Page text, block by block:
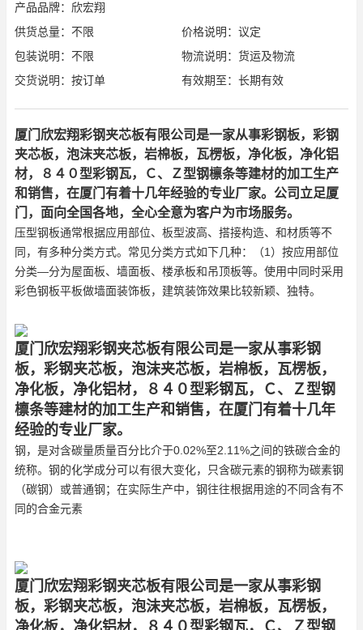
产品品牌：欣宏翔
供货总量：不限
价格说明：议定
包装说明：不限
物流说明：货运及物流
交货说明：按订单
有效期至：长期有效
厦门欣宏翔彩钢夹芯板有限公司是一家从事彩钢板，彩钢
夹芯板，泡沫夹芯板，岩棉板，瓦楞板，净化板，净化铝
材，８４０型彩钢瓦，Ｃ、Ｚ型钢檩条等建材的加工生产
和销售，在厦门有着十几年经验的专业厂家。公司立足厦
门，面向全国各地，全心全意为客户为市场服务。
压型钢板通常根据应用部位、板型波高、搭接构造、和材质等不
同，有多种分类方式。常见分类方式如下几种：（1）按应用部位
分类—分为屋面板、墙面板、楼承板和吊顶板等。使用中同时采用
彩色钢板平板做墙面装饰板，建筑装饰效果比较新颖、独特。
厦门欣宏翔彩钢夹芯板有限公司是一家从事彩钢
板，彩钢夹芯板，泡沫夹芯板，岩棉板，瓦楞板，
净化板，净化铝材，８４０型彩钢瓦，Ｃ、Ｚ型钢
檩条等建材的加工生产和销售，在厦门有着十几年
经验的专业厂家。
钢，是对含碳量质量百分比介于0.02%至2.11%之间的铁碳合金的
统称。钢的化学成分可以有很大变化，只含碳元素的钢称为碳素钢
（碳钢）或普通钢；在实际生产中，钢往往根据用途的不同含有不
同的合金元素
厦门欣宏翔彩钢夹芯板有限公司是一家从事彩钢
板，彩钢夹芯板，泡沫夹芯板，岩棉板，瓦楞板，
净化板，净化铝材，８４０型彩钢瓦，Ｃ、Ｚ型钢